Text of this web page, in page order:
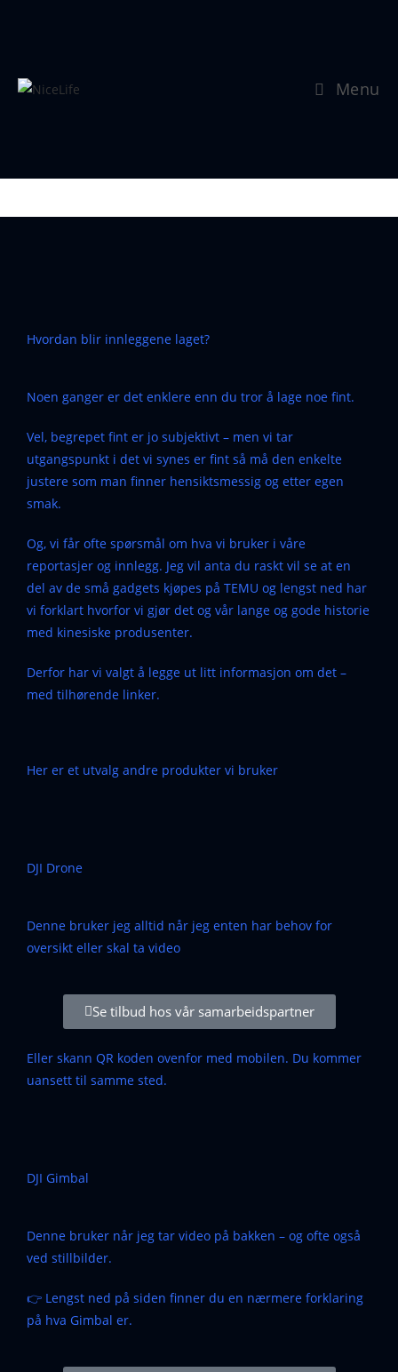
Menu
Hvordan blir innleggene laget?
Noen ganger er det enklere enn du tror å lage noe fint.
Vel, begrepet fint er jo subjektivt – men vi tar
utgangspunkt i det vi synes er fint så må den enkelte
justere som man finner hensiktsmessig og etter egen
smak.
Og, vi får ofte spørsmål om hva vi bruker i våre
reportasjer og innlegg. Jeg vil anta du raskt vil se at en
del av de små gadgets kjøpes på TEMU og lengst ned har
vi forklart hvorfor vi gjør det og vår lange og gode historie
med kinesiske produsenter.
Derfor har vi valgt å legge ut litt informasjon om det –
med tilhørende linker.
Her er et utvalg andre produkter vi bruker
DJI Drone
Denne bruker jeg alltid når jeg enten har behov for
oversikt eller skal ta video
Se tilbud hos vår samarbeidspartner
Eller skann QR koden ovenfor med mobilen. Du kommer
uansett til samme sted.
DJI Gimbal
Denne bruker når jeg tar video på bakken – og ofte også
ved stillbilder.
👉 Lengst ned på siden finner du en nærmere forklaring
på hva Gimbal er.